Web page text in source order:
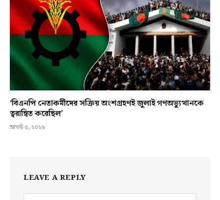
‘বিএনপি নেতাকর্মীদের সক্রিয় অংশগ্রহণই জুলাই গণঅভ্যুত্থানকে
ত্বরান্বিত করেছিল’
আগস্ট ৫, ২০২৬
LEAVE A REPLY